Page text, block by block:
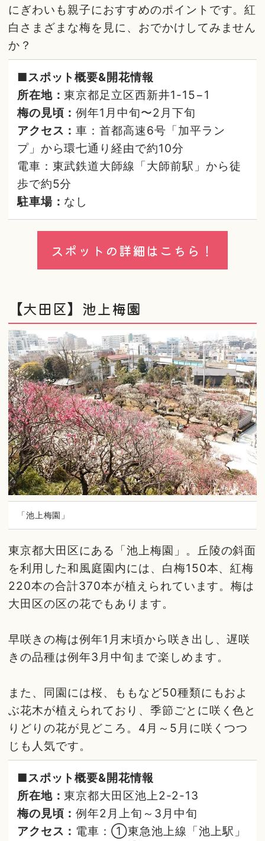
にぎわいも親子におすすめのポイントです。紅
白さまざまな梅を見に、おでかけしてみません
か？
■スポット概要&開花情報
所在地：東京都足立区西新井1-15−1
梅の見頃：例年1月中旬〜2月下旬
アクセス：車：首都高速6号「加平ラン
プ」から環七通り経由で約10分
電車：東武鉄道大師線「大師前駅」から徒
歩で約5分
駐車場： なし
スポットの詳細はこちら！
【大田区】池上梅園
「池上梅園」
東京都大田区にある「池上梅園」。丘陵の斜面
を利用した和風庭園内には、白梅150本、紅梅
220本の合計370本が植えられています。梅は
大田区の区の花でもあります。
早咲きの梅は例年1月末頃から咲き出し、遅咲
きの品種は例年3月中旬まで楽しめます。
また、同園には桜、ももなど50種類にもおよ
ぶ花木が植えられており、季節ごとに咲く色と
りどりの花が見どころ。4月～5月に咲くつつ
じも人気です。
■スポット概要&開花情報
所在地：東京都大田区池上2-2-13
梅の見頃：例年2月上旬～3月中旬
アクセス： 電車：①東急池上線「池上駅」